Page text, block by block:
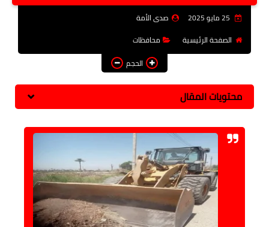
عربى ودولى
صدى الأمة
الصفحة الرئيسية
محافظات
الحجم
محتويات المقال